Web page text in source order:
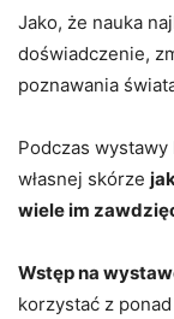
Jako, że nauka
doświadczenie,
poznawania
Podczas wystawy
własnej skórze
wiele im
Wstęp na
korzystać z ponad